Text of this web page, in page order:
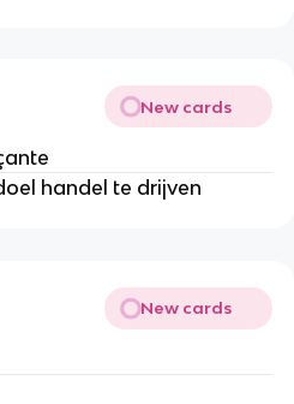
New cards
handel te drijven
New cards